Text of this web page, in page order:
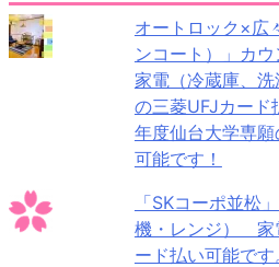
オートロック×
ンコート）」カ
家電（冷蔵庫、
の三菱UFJカー
年度仙台大学専
可能です！
「SKコーポ並
機・レンジ） 家
ード払い可能で